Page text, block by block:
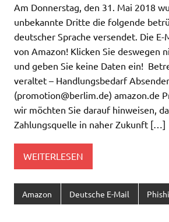
Am Donnerstag, den 31. Mai 2018
unbekannte Dritte die folgende
deutscher Sprache versendet. Die
von Amazon! Klicken Sie deswegen
und geben Sie keine Daten ein!
veraltet – Handlungsbedarf
(promotion@berlim.de) amazon.de
wir möchten Sie darauf hinweisen,
Zahlungsquelle in naher Zukunft […]
WEITERLESEN
Amazon Deutsche E-Mail